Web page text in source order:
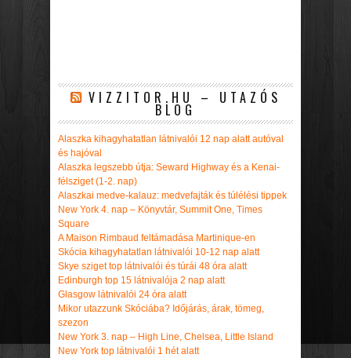
VIZZITOR.HU – UTAZÓS
BLOG
Alaszka kihagyhatatlan látnivalói 12 nap alatt autóval
és hajóval
Alaszka legszebb útja: Seward Highway és a Kenai-
félsziget (1-2. nap)
Alaszkai medve-kalauz: medvefajták és túlélési tippek
New York 4. nap – Könyvtár, Summit One, Times
Square
A Maison Rimbaud feltámadása Martinique-en
Skócia kihagyhatatlan látnivalói 10-12 nap alatt
Skye sziget top látnivalói és túrái 48 óra alatt
Edinburgh top 15 látnivalója 2 nap alatt
Glasgow látnivalói 24 óra alatt
Mikor utazzunk Skóciába? Időjárás, árak, tömeg,
szezon
New York 3. nap – High Line, Chelsea, Little Island
New York top látnivalói 1 hét alatt